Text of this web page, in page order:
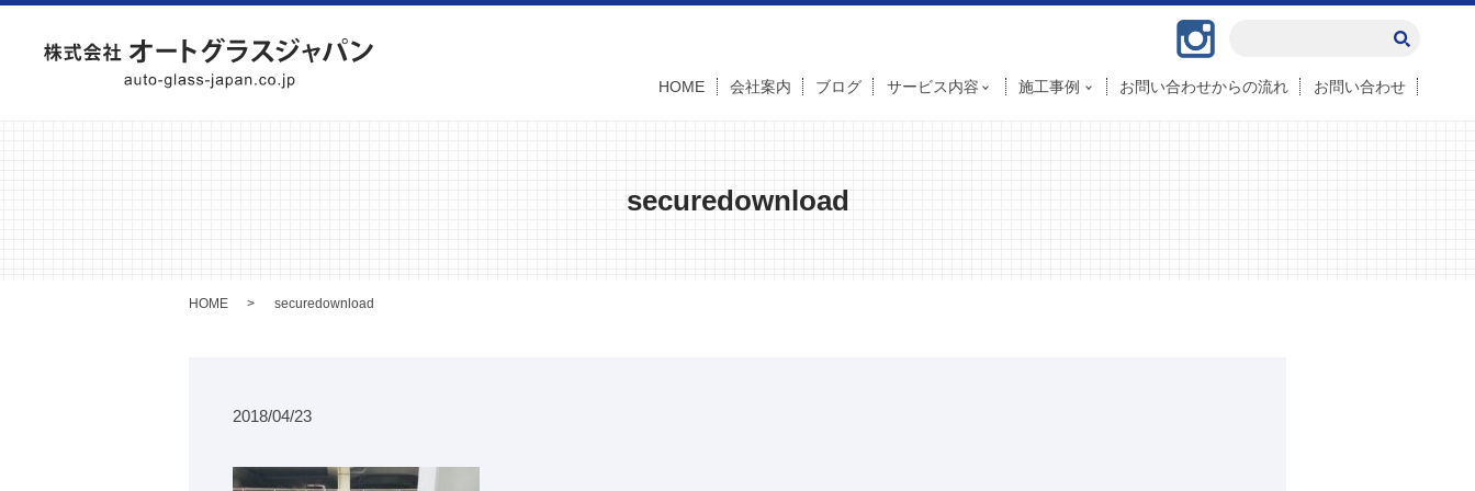
HOME 会社案内 ブログ サービス内容 施工事例 お問い合わせからの流れ お問い合わせ
securedownload
HOME securedownload
2018/04/23